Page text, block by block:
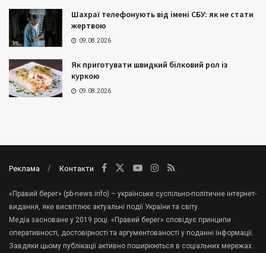
Шахраї телефонують від імені СБУ: як не стати
жертвою
09.08.2026
Як приготувати швидкий білковий рол із
куркою
09.08.2026
Реклама Контакти
«Правий берег» (pb-news.info) – українське суспільно-політичне інтернет-
видання, яке висвітлює актуальні події України та світу.
Медіа засноване у 2019 році. «Правий берег» сповідує принципи
оперативності, достовірності та аргументованості у поданні інформації.
Завдяки цьому публікації активно поширюються в соціальних мережах.